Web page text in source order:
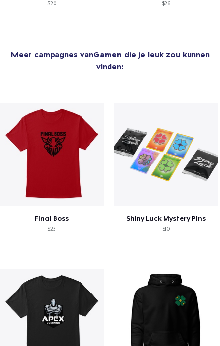
$20 $26
Meer campagnes vanGamen die je leuk zou kunnen
vinden:
Final Boss
$23
Shiny Luck Mystery Pins
$10